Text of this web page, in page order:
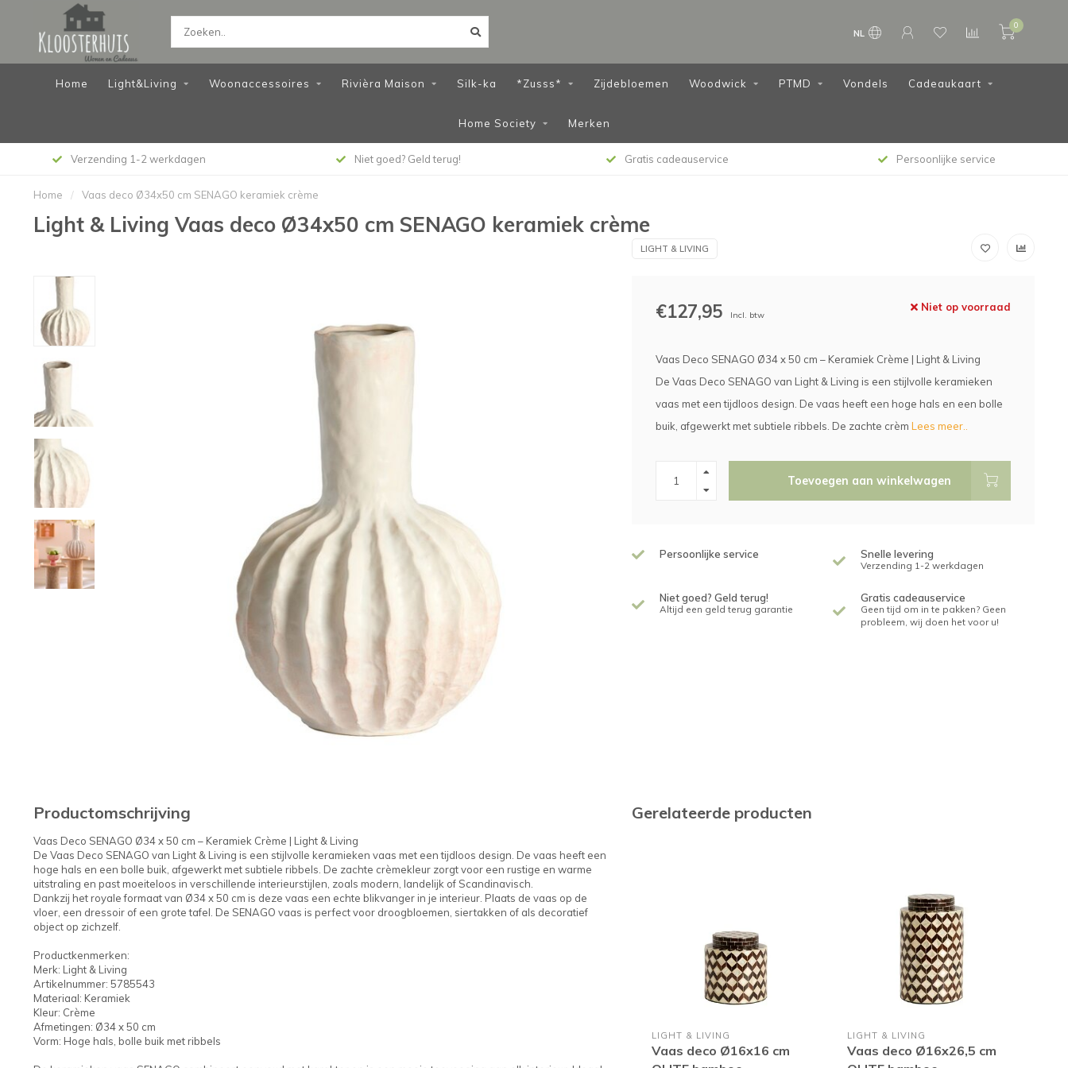
NL
0
Home Light&Living Woonaccessoires Rivièra Maison Silk-ka *Zusss* Zijdebloemen Woodwick PTMD Vondels Cadeaukaart
Home Society Merken
Verzending 1-2 werkdagen Niet goed? Geld terug! Gratis cadeauservice Persoonlijke service
Home / Vaas deco Ø34x50 cm SENAGO keramiek crème
Light & Living Vaas deco Ø34x50 cm SENAGO keramiek crème
LIGHT & LIVING
€127,95 Incl. btw
Niet op voorraad
Vaas Deco SENAGO Ø34 x 50 cm – Keramiek Crème | Light & Living
De Vaas Deco SENAGO van Light & Living is een stijlvolle keramieken
vaas met een tijdloos design. De vaas heeft een hoge hals en een bolle
buik, afgewerkt met subtiele ribbels. De zachte crèm Lees meer..
Toevoegen aan winkelwagen
Persoonlijke service Snelle levering
Verzending 1-2 werkdagen
Niet goed? Geld terug!
Altijd een geld terug garantie
Gratis cadeauservice
Geen tijd om in te pakken? Geen
probleem, wij doen het voor u!
Productomschrijving
Vaas Deco SENAGO Ø34 x 50 cm – Keramiek Crème | Light & Living
De Vaas Deco SENAGO van Light & Living is een stijlvolle keramieken vaas met een tijdloos design. De vaas heeft een
hoge hals en een bolle buik, afgewerkt met subtiele ribbels. De zachte crèmekleur zorgt voor een rustige en warme
uitstraling en past moeiteloos in verschillende interieurstijlen, zoals modern, landelijk of Scandinavisch.
Dankzij het royale formaat van Ø34 x 50 cm is deze vaas een echte blikvanger in je interieur. Plaats de vaas op de
vloer, een dressoir of een grote tafel. De SENAGO vaas is perfect voor droogbloemen, siertakken of als decoratief
object op zichzelf.
Productkenmerken:
Merk: Light & Living
Artikelnummer: 5785543
Materiaal: Keramiek
Kleur: Crème
Afmetingen: Ø34 x 50 cm
Vorm: Hoge hals, bolle buik met ribbels
Gerelateerde producten
LIGHT & LIVING
Vaas deco Ø16x16 cm
LIGHT & LIVING
Vaas deco Ø16x26,5 cm